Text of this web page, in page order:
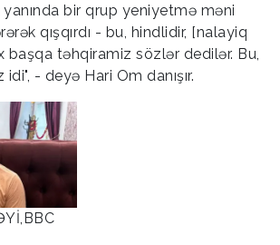
bir qrup yeniyetmə məni
qışqırdı - bu, hindlidir, [nalayiq
başqa təhqiramiz sözlər dedilər. Bu,
- deyə Hari Om danışır.